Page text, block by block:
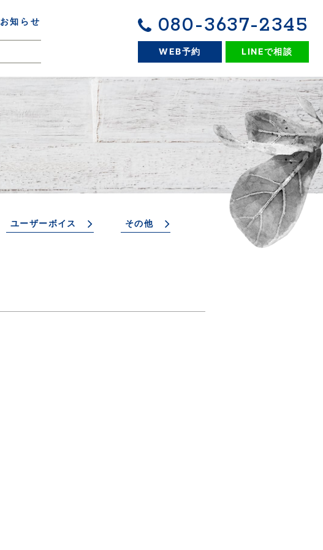
お知らせ 080-3637-2345
WEB予約 LINEで相談
ユーザーボイス その他